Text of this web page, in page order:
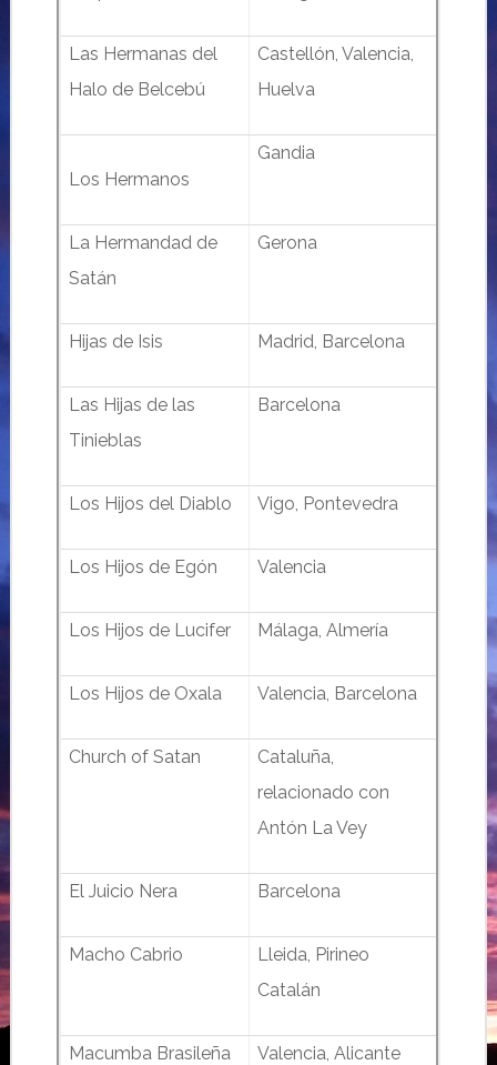
Las Hermanas del
Halo de Belcebú
Castellón, Valencia,
Huelva
Los Hermanos
Gandia
La Hermandad de
Satán
Gerona
Hijas de Isis Madrid, Barcelona
Las Hijas de las
Tinieblas
Barcelona
Los Hijos del Diablo Vigo, Pontevedra
Los Hijos de Egón Valencia
Los Hijos de Lucifer Málaga, Almería
Los Hijos de Oxala Valencia, Barcelona
Church of Satan
Cataluña,
relacionado con
Antón La Vey
El Juicio Nera Barcelona
Macho Cabrio
Lleida, Pirineo
Catalán
Macumba Brasileña Valencia, Alicante